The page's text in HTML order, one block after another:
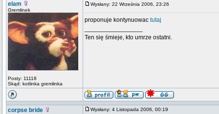
elam
Gremlinek
Posty: 11118
Skąd: kotlinka gremlinka
Wysłany: 22 Września 2006, 23:26
proponuje kontynuowac tutaj
Ten się śmieje, kto umrze ostatni.
corpse bride Wysłany: 4 Listopada 2006, 00:19